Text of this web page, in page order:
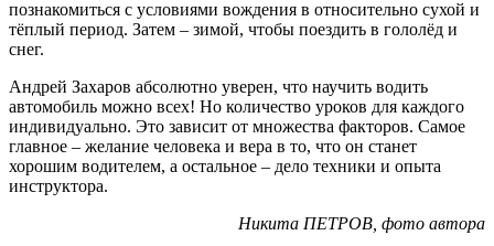
познакомиться с условиями вождения в относительно сухой и
тёплый период. Затем – зимой, чтобы поездить в гололёд и
снег.
Андрей Захаров абсолютно уверен, что научить водить
автомобиль можно всех! Но количество уроков для каждого
индивидуально. Это зависит от множества факторов. Самое
главное – желание человека и вера в то, что он станет
хорошим водителем, а остальное – дело техники и опыта
инструктора.
Никита ПЕТРОВ, фото автора